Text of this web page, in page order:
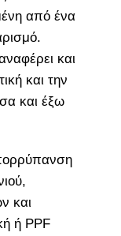
από ένα
και
και την
και έξω
και
ή PPF